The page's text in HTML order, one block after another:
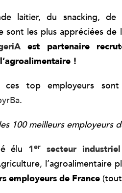
laitier, du snacking,
sont les plus appréciées de
est partenaire
!
ces top employeurs
.
100 meilleurs employeurs
élu 1er secteur
l’agroalimentaire
employeurs de France